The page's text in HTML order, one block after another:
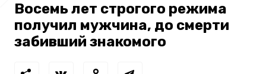
Восемь лет строгого режима
получил мужчина, до смерти
забивший знакомого